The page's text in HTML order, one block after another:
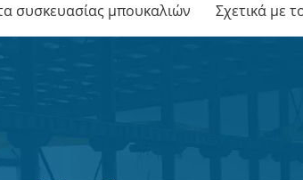
συσκευασίας μπουκαλιών Σχετικά με